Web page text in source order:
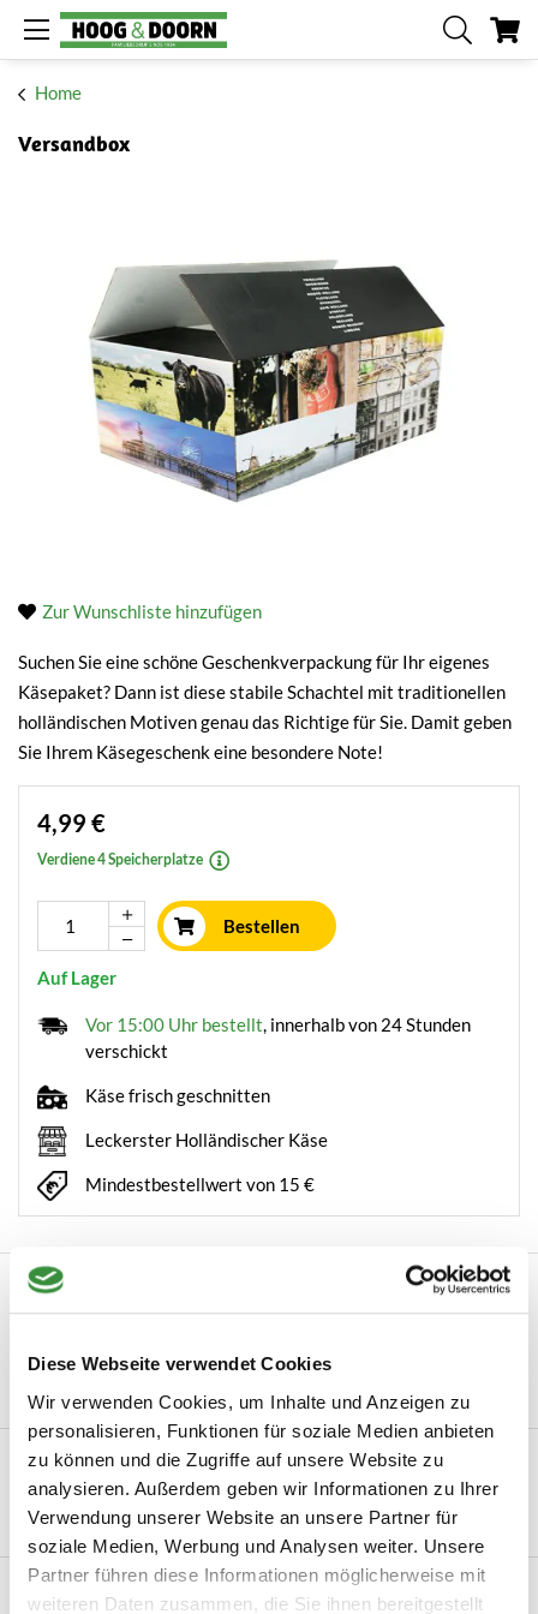
Diese Webseite verwendet Cookies
Wir verwenden Cookies, um Inhalte und Anzeigen zu
personalisieren, Funktionen für soziale Medien anbieten
zu können und die Zugriffe auf unsere Website zu
analysieren. Außerdem geben wir Informationen zu Ihrer
Verwendung unserer Website an unsere Partner für
soziale Medien, Werbung und Analysen weiter. Unsere
Partner führen diese Informationen möglicherweise mit
weiteren Daten zusammen, die Sie ihnen bereitgestellt
Home
Versandbox
Zur Wunschliste hinzufügen
Suchen Sie eine schöne Geschenkverpackung für Ihr eigenes
Käsepaket? Dann ist diese stabile Schachtel mit traditionellen
holländischen Motiven genau das Richtige für Sie. Damit geben
Sie Ihrem Käsegeschenk eine besondere Note!
4,99 €
Verdiene 4 Speicherplatze
Bestellen
Auf Lager
Vor 15:00 Uhr bestellt, innerhalb von 24 Stunden
verschickt
Käse frisch geschnitten
Leckerster Holländischer Käse
Mindestbestellwert von 15 €
Beschreibung
Käsepaket? Dann ist diese stabile Schac...
Mehr lesen
Produktinformation
Artikelnummer Verzenddoos
Verwandte Produkte